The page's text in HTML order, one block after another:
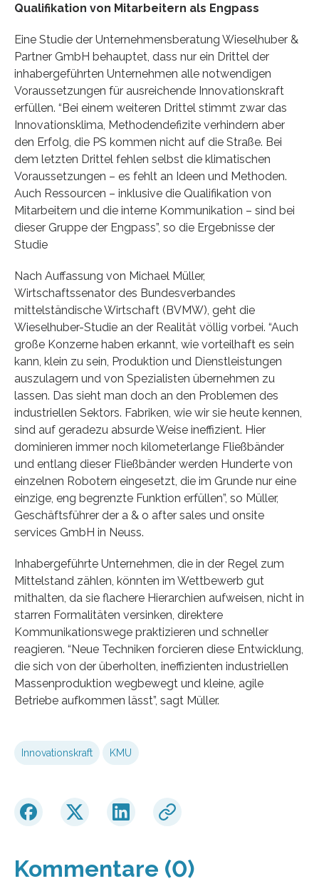
Qualifikation von Mitarbeitern als Engpass
Eine Studie der Unternehmensberatung Wieselhuber &
Partner GmbH behauptet, dass nur ein Drittel der
inhabergeführten Unternehmen alle notwendigen
Voraussetzungen für ausreichende Innovationskraft
erfüllen. “Bei einem weiteren Drittel stimmt zwar das
Innovationsklima, Methodendefizite verhindern aber
den Erfolg, die PS kommen nicht auf die Straße. Bei
dem letzten Drittel fehlen selbst die klimatischen
Voraussetzungen – es fehlt an Ideen und Methoden.
Auch Ressourcen – inklusive die Qualifikation von
Mitarbeitern und die interne Kommunikation – sind bei
dieser Gruppe der Engpass”, so die Ergebnisse der
Studie
Nach Auffassung von Michael Müller,
Wirtschaftssenator des Bundesverbandes
mittelständische Wirtschaft (BVMW), geht die
Wieselhuber-Studie an der Realität völlig vorbei. “Auch
große Konzerne haben erkannt, wie vorteilhaft es sein
kann, klein zu sein, Produktion und Dienstleistungen
auszulagern und von Spezialisten übernehmen zu
lassen. Das sieht man doch an den Problemen des
industriellen Sektors. Fabriken, wie wir sie heute kennen,
sind auf geradezu absurde Weise ineffizient. Hier
dominieren immer noch kilometerlange Fließbänder
und entlang dieser Fließbänder werden Hunderte von
einzelnen Robotern eingesetzt, die im Grunde nur eine
einzige, eng begrenzte Funktion erfüllen”, so Müller,
Geschäftsführer der a & o after sales und onsite
services GmbH in Neuss.
Inhabergeführte Unternehmen, die in der Regel zum
Mittelstand zählen, könnten im Wettbewerb gut
mithalten, da sie flachere Hierarchien aufweisen, nicht in
starren Formalitäten versinken, direktere
Kommunikationswege praktizieren und schneller
reagieren. “Neue Techniken forcieren diese Entwicklung,
die sich von der überholten, ineffizienten industriellen
Massenproduktion wegbewegt und kleine, agile
Betriebe aufkommen lässt”, sagt Müller.
Innovationskraft KMU
Kommentare (0)